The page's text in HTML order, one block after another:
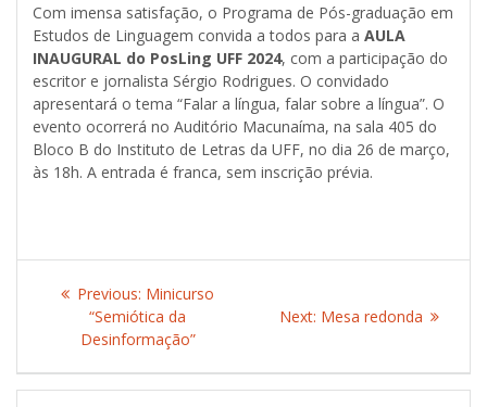
Com imensa satisfação, o Programa de Pós-graduação em
Estudos de Linguagem convida a todos para a AULA
INAUGURAL do PosLing UFF 2024, com a participação do
escritor e jornalista Sérgio Rodrigues. O convidado
apresentará o tema “Falar a língua, falar sobre a língua”. O
evento ocorrerá no Auditório Macunaíma, na sala 405 do
Bloco B do Instituto de Letras da UFF, no dia 26 de março,
às 18h. A entrada é franca, sem inscrição prévia.
Post
navigation
Previous: Previous
post:
Minicurso
“Semiótica da
Desinformação”
Next: Next
Mesa redonda